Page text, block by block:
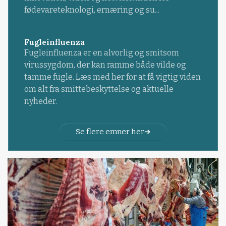
fødevareteknologi, ernæring og su...
Fugleinfluenza
Fugleinfluenza er en alvorlig og smitsom
virussygdom, der kan ramme både vilde og
tamme fugle. Læs med her for at få vigtig viden
om alt fra smittebeskyttelse og aktuelle
nyheder.
Se flere emner her